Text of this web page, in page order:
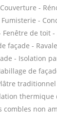
-
-
de toit
façade -
- Isolation
de
traditionnel
thermique
non